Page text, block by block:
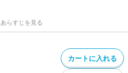
あらすじを見る
カートに入れる